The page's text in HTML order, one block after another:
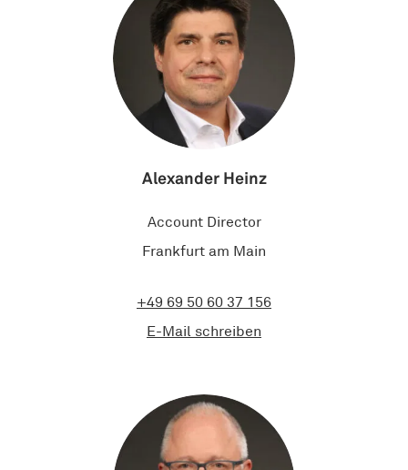
Alexander Heinz
Account Director
Frankfurt am Main
+49 69 50 60 37 156
E-Mail schreiben